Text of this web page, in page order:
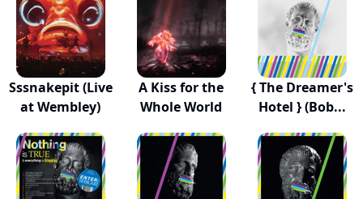
Sssnakepit (Live
at Wembley)
A Kiss for the
Whole World
{ The Dreamer's
Hotel } (Bob...